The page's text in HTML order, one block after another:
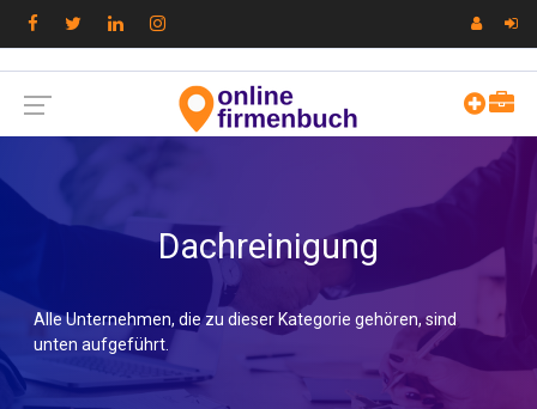
Dachreinigung
Alle Unternehmen, die zu dieser Kategorie gehören, sind
unten aufgeführt.